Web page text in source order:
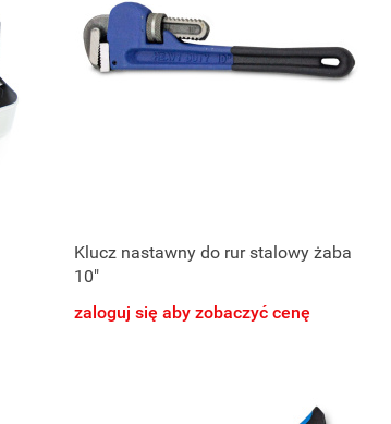
Klucz nastawny do rur stalowy żaba
10"
zaloguj się aby zobaczyć cenę